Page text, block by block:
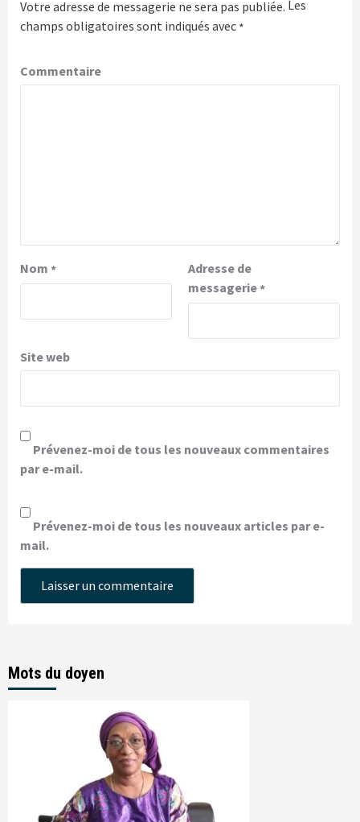
Votre adresse de messagerie ne sera pas publiée. Les
champs obligatoires sont indiqués avec *
Commentaire
Nom *
Adresse de
messagerie*
Site web
Prévenez-moi de tous les nouveaux commentaires
par e-mail.
Prévenez-moi de tous les nouveaux articles par e-
mail.
Mots du doyen